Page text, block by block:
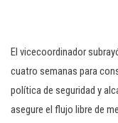
El vicecoordinador
cuatro semanas para
política de seguridad y
asegure el flujo libre de